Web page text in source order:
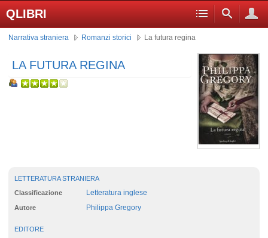
QLIBRI
Narrativa straniera Romanzi storici La futura regina
LA FUTURA REGINA
LETTERATURA STRANIERA
Classificazione Letteratura inglese
Autore Philippa Gregory
EDITORE